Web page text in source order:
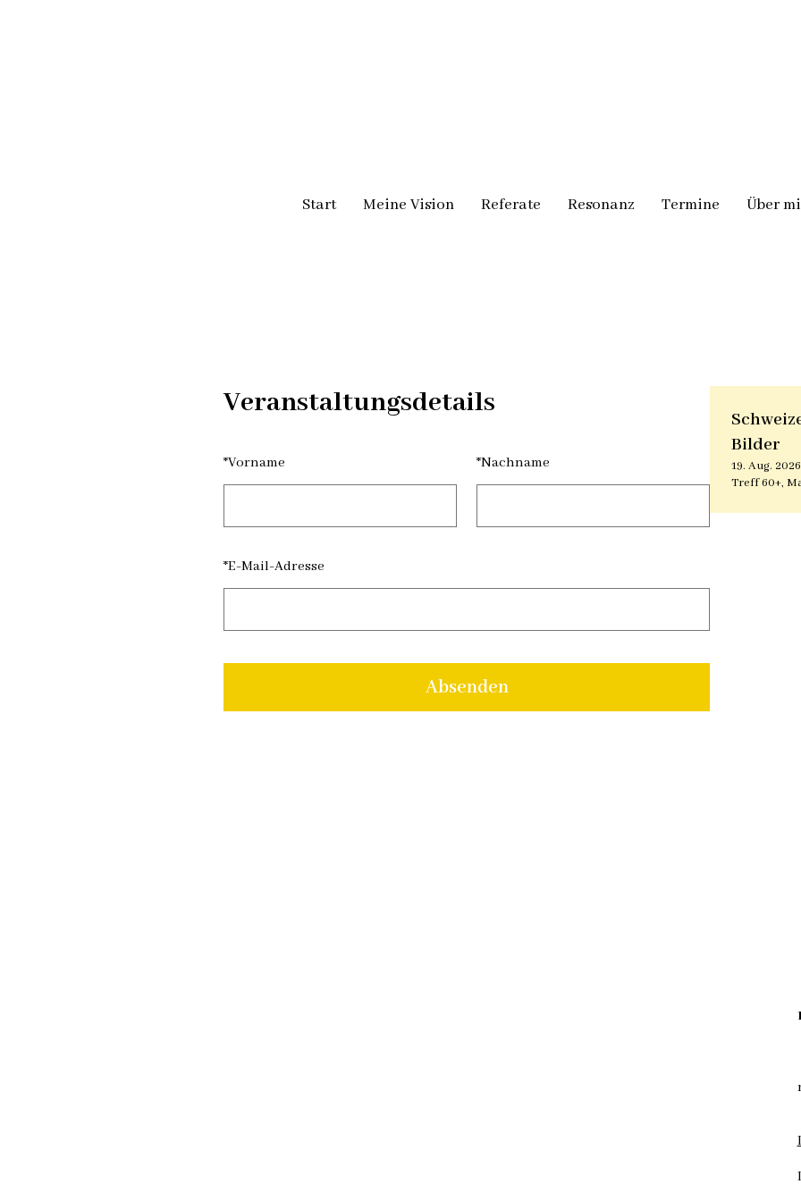
Start Meine Vision Referate Resonanz Termine Über
Veranstaltungsdetails
*Vorname *Nachname
*E-Mail-Adresse
Absenden
Bilder
19. Aug.
Treff 60+,